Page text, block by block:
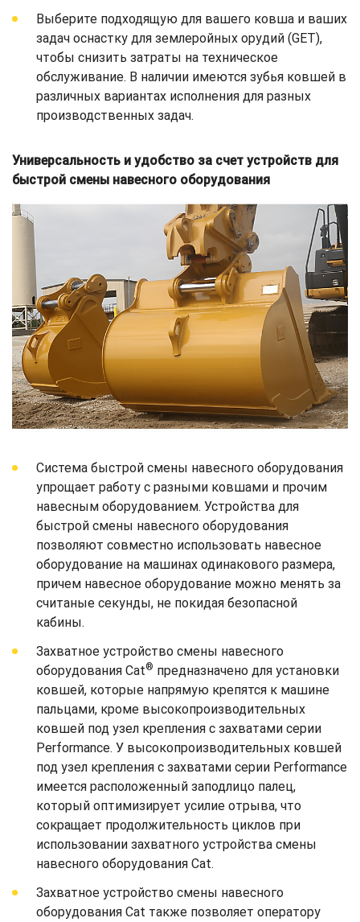
Выберите подходящую для вашего ковша и ваших
задач оснастку для землеройных орудий (GET),
чтобы снизить затраты на техническое
обслуживание. В наличии имеются зубья ковшей в
различных вариантах исполнения для разных
производственных задач.
Универсальность и удобство за счет устройств для
быстрой смены навесного оборудования
Система быстрой смены навесного оборудования
упрощает работу с разными ковшами и прочим
навесным оборудованием. Устройства для
быстрой смены навесного оборудования
позволяют совместно использовать навесное
оборудование на машинах одинакового размера,
причем навесное оборудование можно менять за
считаные секунды, не покидая безопасной
кабины.
Захватное устройство смены навесного
оборудования Cat® предназначено для установки
ковшей, которые напрямую крепятся к машине
пальцами, кроме высокопроизводительных
ковшей под узел крепления с захватами серии
Performance. У высокопроизводительных ковшей
под узел крепления с захватами серии Performance
имеется расположенный заподлицо палец,
который оптимизирует усилие отрыва, что
сокращает продолжительность циклов при
использовании захватного устройства смены
навесного оборудования Cat.
Захватное устройство смены навесного
оборудования Cat также позволяет оператору